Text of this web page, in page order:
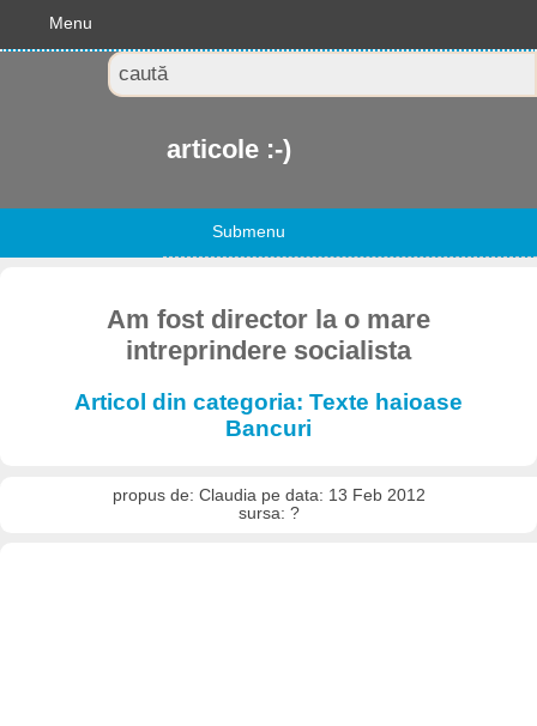
Menu
articole :-)
Submenu
Am fost director la o mare
intreprindere socialista
Articol din categoria: Texte haioase
Bancuri
propus de: Claudia pe data: 13 Feb 2012
sursa: ?